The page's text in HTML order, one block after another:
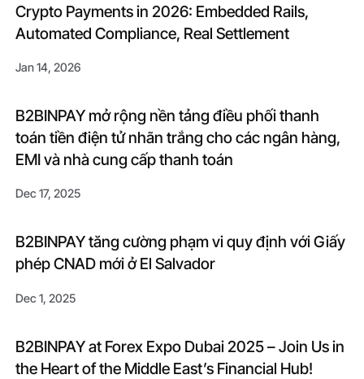
Crypto Payments in 2026: Embedded Rails,
Automated Compliance, Real Settlement
Jan 14, 2026
B2BINPAY mở rộng nền tảng điều phối thanh
toán tiền điện tử nhãn trắng cho các ngân hàng,
EMI và nhà cung cấp thanh toán
Dec 17, 2025
B2BINPAY tăng cường phạm vi quy định với Giấy
phép CNAD mới ở El Salvador
Dec 1, 2025
B2BINPAY at Forex Expo Dubai 2025 – Join Us in
the Heart of the Middle East’s Financial Hub!